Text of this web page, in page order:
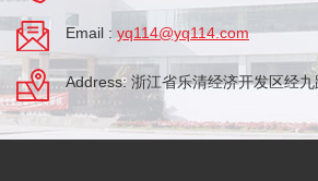
Email : yq114@yq114.com
Address: 浙江省乐清经济开发区经